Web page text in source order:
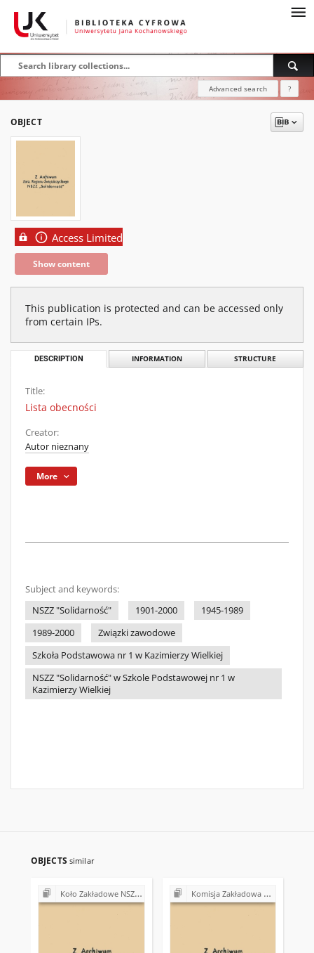
Advanced search ?
OBJECT
Access Limited
Show content
This publication is protected and can be accessed only
from certain IPs.
DESCRIPTION INFORMATION STRUCTURE
Title:
Lista obecności
Creator:
Autor nieznany
More
Subject and keywords:
NSZZ "Solidarność"
1901-2000
1945-1989
1989-2000
Związki zawodowe
Szkoła Podstawowa nr 1 w Kazimierzy Wielkiej
NSZZ "Solidarność" w Szkole Podstawowej nr 1 w
Kazimierzy Wielkiej
OBJECTS similar
Koło Zakładowe NSZZ "Solidarność" przy Urzędzie Miasta i Gminy w Miechowie Komisja Zakładowa NSZZ "Solidarność" przy Urzędzie Gminy w Bodzentynie